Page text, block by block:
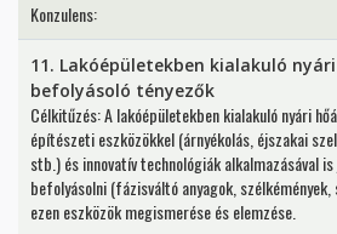
Konzulens:
11. Lakóépületekben kialakuló
befolyásoló tényezők
Célkitűzés: A lakóépületekben kialakuló nyári
építészeti eszközökkel (árnyékolás, éjszakai
stb.) és innovatív technológiák alkalmazásával
befolyásolni (fázisváltó anyagok,
ezen eszközök megismerése és elemzése.